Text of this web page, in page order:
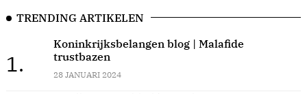
TRENDING ARTIKELEN
1.
Koninkrijksbelangen blog | Malafide
trustbazen
28 JANUARI 2024